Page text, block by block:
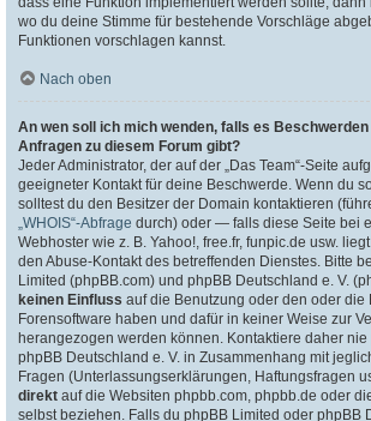
wo du deine Stimme für bestehende Vorschläge
Funktionen vorschlagen kannst.
Nach oben
An wen soll ich mich wenden, falls es
Anfragen zu diesem Forum gibt?
Jeder Administrator, der auf der „Das Team“-Seite
geeigneter Kontakt für deine Beschwerde. Wenn du
solltest du den Besitzer der Domain kontaktieren
„WHOIS“-Abfrage durch) oder — falls diese Seite bei
Webhoster wie z. B. Yahoo!, free.fr, funpic.de usw.
den Abuse-Kontakt des betreffenden Dienstes. Bitte
Limited (phpBB.com) und phpBB Deutschland e. V.
keinen Einfluss auf die Benutzung oder den oder die
Forensoftware haben und dafür in keiner Weise zur
herangezogen werden können. Kontaktiere daher
phpBB Deutschland e. V. in Zusammenhang mit
Fragen (Unterlassungserklärungen, Haftungsfragen
direkt auf die Websiten phpbb.com, phpbb.de oder
selbst beziehen. Falls du phpBB Limited oder phpBB